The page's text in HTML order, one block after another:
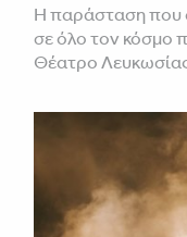
Η παράσταση που
σε όλο τον κόσμο
Θέατρο